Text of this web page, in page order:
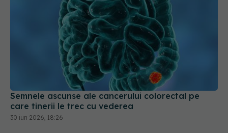
Semnele ascunse ale cancerului colorectal pe
care tinerii le trec cu vederea
30 iun 2026, 18:26